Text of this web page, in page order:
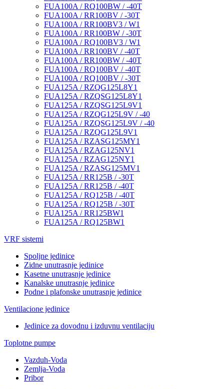
FUA100A / RQ100BW / -40T
FUA100A / RR100BV / -30T
FUA100A / RR100BV3 / W1
FUA100A / RR100BW / -30T
FUA100A / RQ100BV3 / W1
FUA100A / RR100BV / -40T
FUA100A / RR100BW / -40T
FUA100A / RQ100BV / -40T
FUA100A / RQ100BV / -30T
FUA125A / RZQG125L8Y1
FUA125A / RZQSG125L8Y1
FUA125A / RZQSG125L9V1
FUA125A / RZQG125L9V / -40
FUA125A / RZQSG125L9V / -40
FUA125A / RZQG125L9V1
FUA125A / RZASG125MY1
FUA125A / RZAG125NV1
FUA125A / RZAG125NY1
FUA125A / RZASG125MV1
FUA125A / RR125B / -30T
FUA125A / RR125B / -40T
FUA125A / RQ125B / -40T
FUA125A / RQ125B / -30T
FUA125A / RR125BW1
FUA125A / RQ125BW1
VRF sistemi
Spoljne jedinice
Zidne unutrasnje jedinice
Kasetne unutrasnje jedinice
Kanalske unutrasnje jedinice
Podne i plafonske unutrasnje jedinice
Ventilacione jedinice
Jedinice za dovodnu i izduvnu ventilaciju
Toplotne pumpe
Vazduh-Voda
Zemlja-Voda
Pribor